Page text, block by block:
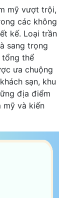
mỹ vượt trội,
các không
kế. Loại trần
sang trọng
tổng thể
ưa chuộng
sạn, khu
địa điểm
mỹ và kiến